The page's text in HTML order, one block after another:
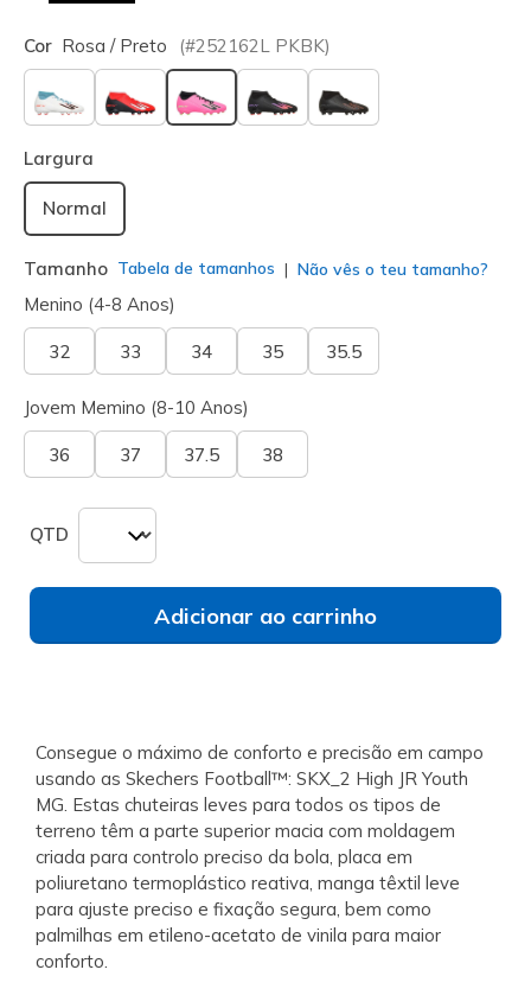
Cor Rosa / Preto (#252162L PKBK)
selecionado
Largura
Normal
Tamanho Tabela de tamanhos Não vês o teu tamanho?
Menino (4-8 Anos)
32 33 34 35 35.5
Jovem Memino (8-10 Anos)
36 37 37.5 38
QTD
Adicionar ao carrinho
Consegue o máximo de conforto e precisão em campo
usando as Skechers Football™: SKX_2 High JR Youth
MG. Estas chuteiras leves para todos os tipos de
terreno têm a parte superior macia com moldagem
criada para controlo preciso da bola, placa em
poliuretano termoplástico reativa, manga têxtil leve
para ajuste preciso e fixação segura, bem como
palmilhas em etileno-acetato de vinila para maior
conforto.